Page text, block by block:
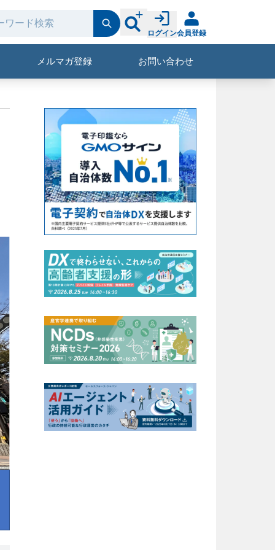
ログイン会員登録
メルマガ登録 お問い合わせ